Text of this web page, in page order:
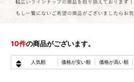
10件の商品がございます。
人気順 価格が安い順 価格が高い順